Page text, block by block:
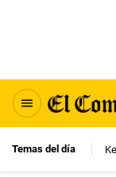
Temas del día